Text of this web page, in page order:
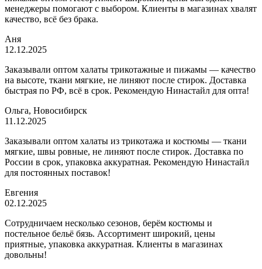
менеджеры помогают с выбором. Клиенты в магазинах хвалят
качество, всё без брака.
Аня
12.12.2025
Заказывали оптом халаты трикотажные и пижамы — качество
на высоте, ткани мягкие, не линяют после стирок. Доставка
быстрая по РФ, всё в срок. Рекомендую Нинастайл для опта!
Ольга, Новосибирск
11.12.2025
Заказывали оптом халаты из трикотажа и костюмы — ткани
мягкие, швы ровные, не линяют после стирок. Доставка по
России в срок, упаковка аккуратная. Рекомендую Нинастайл
для постоянных поставок!
Евгения
02.12.2025
Сотрудничаем несколько сезонов, берём костюмы и
постельное бельё бязь. Ассортимент широкий, цены
приятные, упаковка аккуратная. Клиенты в магазинах
довольны!